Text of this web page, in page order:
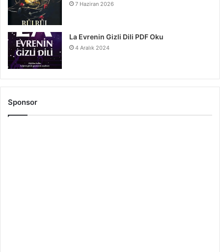
7 Haziran 2026
La Evrenin Gizli Dili PDF Oku
4 Aralık 2024
Sponsor